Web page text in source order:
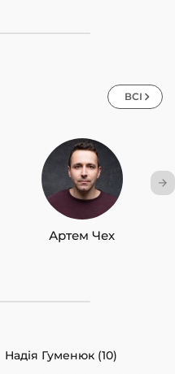
ВСІ
Артем Чех
Надія Гуменюк (10)